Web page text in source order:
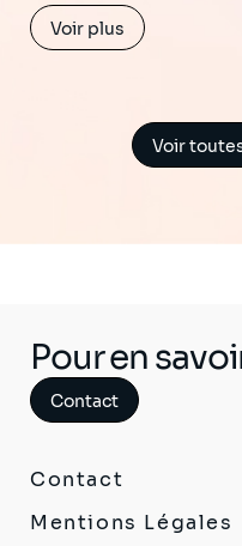
Voir plus
Voir
Pour en
Contact
Contact
Mentions Légales